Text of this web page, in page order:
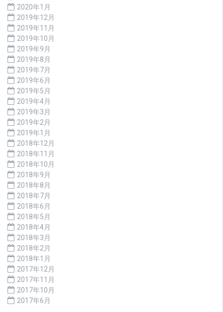
2020年1月
2019年12月
2019年11月
2019年10月
2019年9月
2019年8月
2019年7月
2019年6月
2019年5月
2019年4月
2019年3月
2019年2月
2019年1月
2018年12月
2018年11月
2018年10月
2018年9月
2018年8月
2018年7月
2018年6月
2018年5月
2018年4月
2018年3月
2018年2月
2018年1月
2017年12月
2017年11月
2017年10月
2017年6月